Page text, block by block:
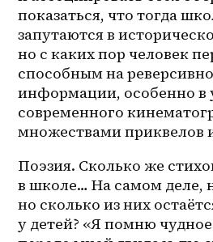
показаться, что тогда
запутаются в
но с каких пор человек
способным на
информации, особенно в
современного
множествами приквелов
Поэзия. Сколько же
в школе… На самом деле,
но сколько из них
у детей? «Я помню